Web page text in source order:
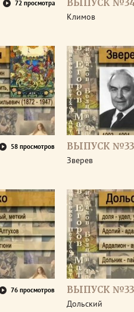
72 просмотра ВЫПУСК
Климов
58 просмотров ВЫПУСК
Зверев
76 просмотров ВЫПУСК
Дольский